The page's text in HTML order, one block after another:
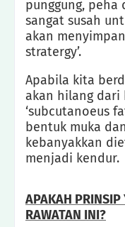
punggung, peha
sangat susah
akan
stratergy’.
Apabila kita
akan hilang dari
‘subcutanoeus
bentuk muka
kebanyakkan
menjadi kendur.
APAKAH
RAWATAN INI?